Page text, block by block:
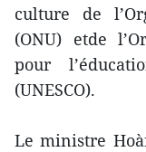
culture de
(ONU) etde
pour
(UNESCO).
Le ministre